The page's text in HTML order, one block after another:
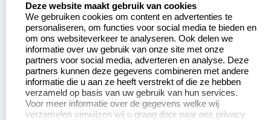
Aanvraag op maat
Betaling &
Verzending
Wederverkoper
worden
Contact opnemen
Veel gestelde vragen
Retourneren
Herroepingsrecht
Deze website maakt gebruik van cookies
We gebruiken cookies om content en advertenties te
personaliseren, om functies voor social media te bieden en
om ons websiteverkeer te analyseren. Ook delen we
informatie over uw gebruik van onze site met onze
partners voor social media, adverteren en analyse. Deze
partners kunnen deze gegevens combineren met andere
informatie die u aan ze heeft verstrekt of die ze hebben
verzameld op basis van uw gebruik van hun services.
Voor meer informatie over de gegevens welke wij
verzamelen verwijzen wij u graag door naar ons privacy